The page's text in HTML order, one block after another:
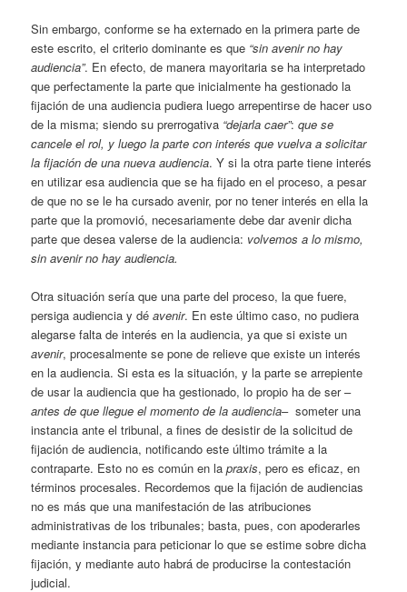
Sin embargo, conforme se ha externado en la primera parte de
este escrito, el criterio dominante es que “sin avenir no hay
audiencia”. En efecto, de manera mayoritaria se ha interpretado
que perfectamente la parte que inicialmente ha gestionado la
fijación de una audiencia pudiera luego arrepentirse de hacer uso
de la misma; siendo su prerrogativa “dejarla caer”:que se
cancele el rol, y luego la parte con interés que vuelva a solicitar
la fijación de una nueva audiencia. Y si la otra parte tiene interés
en utilizar esa audiencia que se ha fijado en el proceso, a pesar
de que no se le ha cursado avenir, por no tener interés en ella la
parte que la promovió, necesariamente debe dar avenir dicha
parte que desea valerse de la audiencia: volvemos a lo mismo,
sin avenir no hay audiencia.
Otra situación sería que una parte del proceso, la que fuere,
persiga audiencia y déavenir. En este último caso, no pudiera
alegarse falta de interés en la audiencia, ya que si existe un
avenir, procesalmente se pone de relieve que existe un interés
en la audiencia. Si esta es la situación, y la parte se arrepiente
de usar la audiencia que ha gestionado, lo propio ha de ser –
antes de que llegue el momento de la audiencia– someter una
instancia ante el tribunal, a fines de desistir de la solicitud de
fijación de audiencia, notificando este último trámite a la
contraparte. Esto no es común en lapraxis, pero es eficaz, en
términos procesales. Recordemos que la fijación de audiencias
no es más que una manifestación de las atribuciones
administrativas de los tribunales; basta, pues, con apoderarles
mediante instancia para peticionar lo que se estime sobre dicha
fijación, y mediante auto habrá de producirse la contestación
judicial.